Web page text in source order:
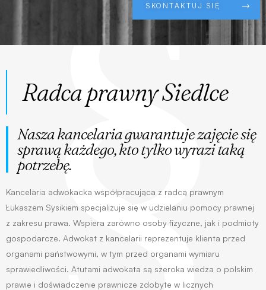
SKONTAKTUJ SIĘ
Radca prawny Siedlce
Nasza kancelaria gwarantuje zajęcie się
sprawą każdego, kto tylko wyrazi taką
potrzebę.
Kancelaria adwokacka współpracująca z radcą prawnym
Łukaszem Sysikiem specjalizuje się w udzielaniu pomocy prawnej
z zakresu prawa. Wspiera zarówno osoby fizyczne, jak i podmioty
gospodarcze. Adwokat z kancelarii reprezentuje klienta przed
organami państwowymi, w tym przed organami wymiaru
sprawiedliwości. Atutami adwokata są szeroka wiedza o polskim
prawie i doświadczenie prawnicze zdobyte w licznych